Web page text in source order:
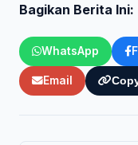
Bagikan Berita Ini:
WhatsApp
Email